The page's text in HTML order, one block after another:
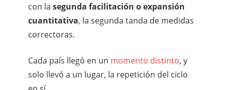
con la segunda facilitación o expansión
cuantitativa, la segunda tanda de medidas
correctoras.
Cada país llegó en un momento distinto, y
solo llevó a un lugar, la repetición del ciclo